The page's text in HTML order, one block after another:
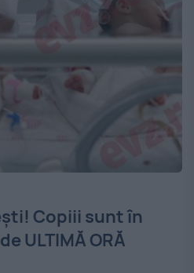
Copiii sunt în
ULTIMĂ ORĂ